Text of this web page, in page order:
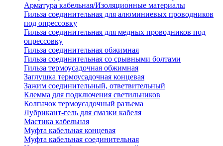
Арматура кабельная/Изоляционные материалы
Гильза соединительная для алюминиевых проводников
под опрессовку
Гильза соединительная для медных проводников под
опрессовку
Гильза соединительная обжимная
Гильза соединительная со срывными болтами
Гильза термоусадочная обжимная
Заглушка термоусадочная концевая
Зажим соединительный, ответвительный
Клемма для подключения светильников
Колпачок термоусадочный разъема
Лубрикант-гель для смазки кабеля
Мастика кабельная
Муфта кабельная концевая
Муфта кабельная соединительная